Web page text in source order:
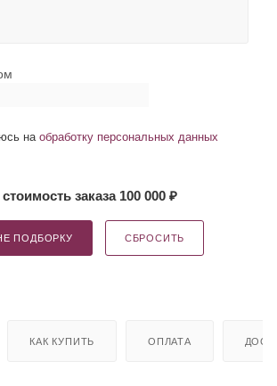
на обработку персональных данных
заказа 100 000 ₽
ПОДБОРКУ СБРОСИТЬ
КАК КУПИТЬ ОПЛАТА